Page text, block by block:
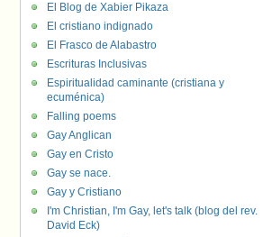
El Blog de Xabier Pikaza
El cristiano indignado
El Frasco de Alabastro
Escrituras Inclusivas
Espiritualidad caminante (cristiana y
ecuménica)
Falling poems
Gay Anglican
Gay en Cristo
Gay se nace.
Gay y Cristiano
I'm Christian, I'm Gay, let's talk (blog del rev.
David Eck)